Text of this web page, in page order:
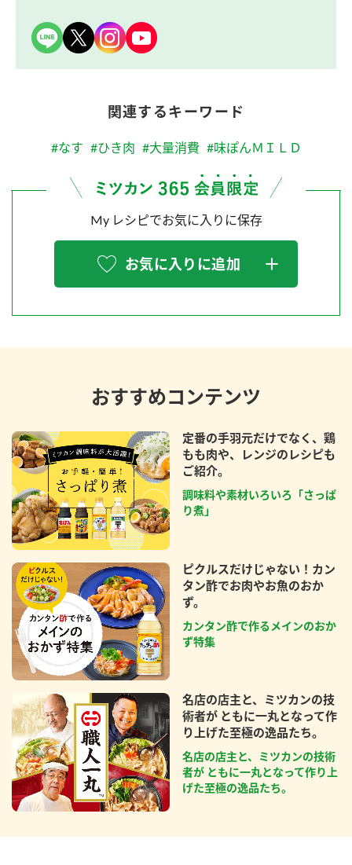
関連するキーワード
#なす #ひき肉 #大量消費 #味ぽんＭＩＬＤ
My レシピでお気に入りに保存
お気に入りに追加
おすすめコンテンツ
定番の手羽元だけでなく、鶏
もも肉や、レンジのレシピも
ご紹介。
調味料や素材いろいろ「さっぱ
り煮」
ピクルスだけじゃない！カン
タン酢でお肉やお魚のおか
ず。
カンタン酢で作るメインのおか
ず特集
名店の店主と、ミツカンの技
術者が ともに一丸となって作
り上げた至極の逸品たち。
名店の店主と、ミツカンの技術
者が ともに一丸となって作り上
げた至極の逸品たち。